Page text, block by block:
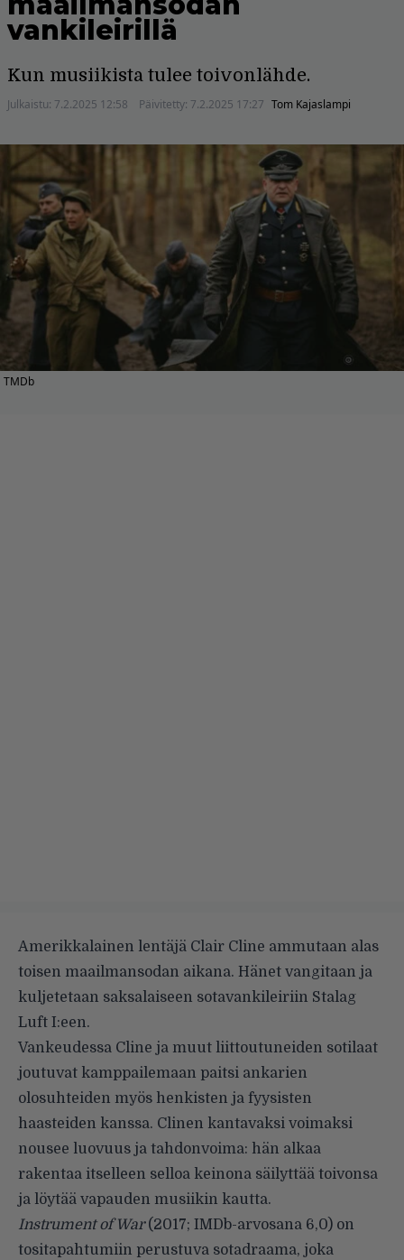
vankileirillä
Kun musiikista tulee toivonlähde.
Julkaistu: 7.2.2025 12:58 Päivitetty: 7.2.2025 17:27 Tom Kajaslampi
TMDb
Amerikkalainen lentäjä Clair Cline ammutaan alas
toisen maailmansodan aikana. Hänet vangitaan ja
kuljetetaan saksalaiseen sotavankileiriin Stalag
Luft I:een.
Vankeudessa Cline ja muut liittoutuneiden sotilaat
joutuvat kamppailemaan paitsi ankarien
olosuhteiden myös henkisten ja fyysisten
haasteiden kanssa. Clinen kantavaksi voimaksi
nousee luovuus ja tahdonvoima: hän alkaa
rakentaa itselleen selloa keinona säilyttää toivonsa
ja löytää vapauden musiikin kautta.
Instrument of War(2017; IMDb-arvosana 6,0) on
tositapahtumiin perustuva sotadraama, joka